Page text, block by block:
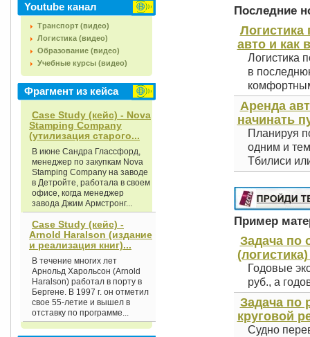
Youtube канал
Транспорт (видео)
Логистика (видео)
Образование (видео)
Учебные курсы (видео)
Фрагмент из кейса
Case Study (кейс) - Nova
Stamping Company
(утилизация старого...
В июне Сандра Глассфорд,
менеджер по закупкам Nova
Stamping Company на заводе
в Детройте, работала в своем
офисе, когда менеджер
завода Джим Армстронг...
Case Study (кейс) -
Arnold Haralson (издание
и реализация книг)...
В течение многих лет
Арнольд Харольсон (Arnold
Haralson) работал в порту в
Бергене. В 1997 г. он отметил
свое 55-летие и вышел в
отставку по программе...
Последние
Логистика
авто и как
Логистика
в
Аренда
начинать
Планируя
одним и
Тбилиси
Пример
Задача по
Годовые
руб., а
Задача по
круговой
Судно